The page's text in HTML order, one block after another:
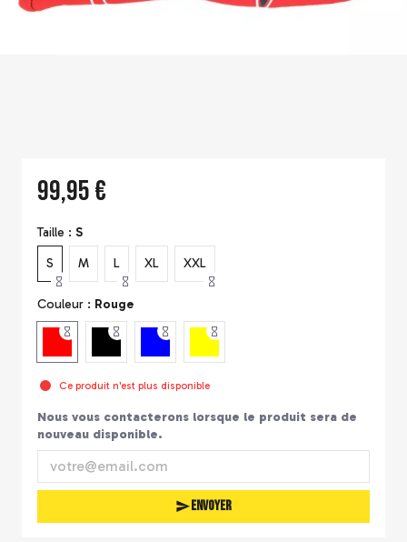
99,95 €
Taille : S
S
M L XL XXL
Couleur : Rouge
Ce produit n'est plus disponible
Nous vous contacterons lorsque le produit sera de
nouveau disponible.
Envoyer